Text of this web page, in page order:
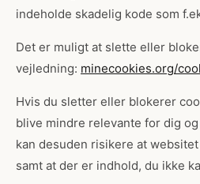
indeholde skadelig kode som
Det er muligt at slette eller
vejledning: minecookies.org/
Hvis du sletter eller blokerer
blive mindre relevante for dig
kan desuden risikere at
samt at der er indhold, du ikke